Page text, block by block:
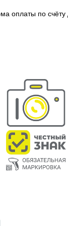
оплаты по